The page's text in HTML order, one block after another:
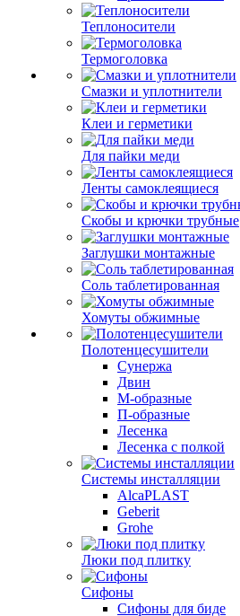
Теплоносители
Термоголовка
Смазки и уплотнители
Клеи и герметики
Для пайки меди
Ленты самоклеящиеся
Скобы и крючки трубные
Заглушки монтажные
Соль таблетированная
Хомуты обжимные
Полотенцесушители
Сунержа
Двин
М-образные
П-образные
Лесенка
Лесенка с полкой
Системы инсталляции
AlcaPLAST
Geberit
Grohe
Люки под плитку
Сифоны
Сифoны для биде